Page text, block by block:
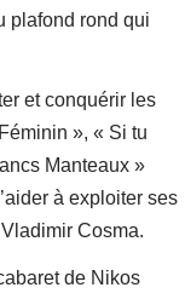
plafond rond qui
et conquérir les
», « Si tu
Manteaux »
à exploiter ses
Cosma.
de Nikos